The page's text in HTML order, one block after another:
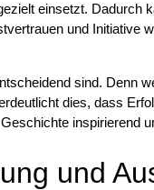
einsetzt. Dadurch
und Initiative
sind. Denn
dies, dass
inspirierend
und